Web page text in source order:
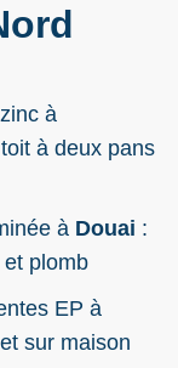
à
à deux pans
à Douai :
plomb
EP à
sur maison